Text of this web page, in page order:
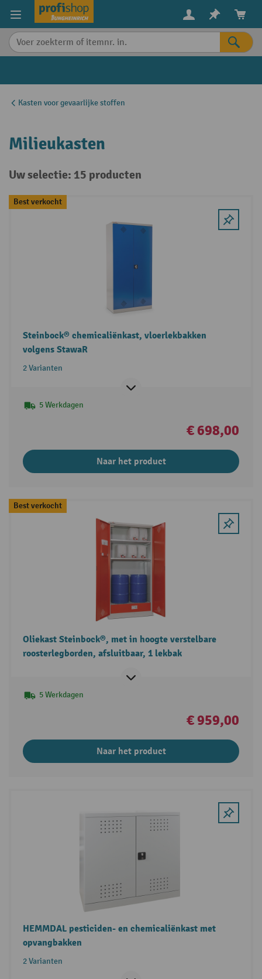
content
Kasten voor gevaarlijke stoffen
Milieukasten
Uw selectie: 15 producten
Best verkocht
Steinbock® chemicaliënkast, vloerlekbakken
volgens StawaR
2 Varianten
5 Werkdagen
€ 698,00
Naar het product
Best verkocht
Oliekast Steinbock®, met in hoogte verstelbare
roosterlegborden, afsluitbaar, 1 lekbak
5 Werkdagen
€ 959,00
Naar het product
HEMMDAL pesticiden- en chemicaliënkast met
opvangbakken
2 Varianten